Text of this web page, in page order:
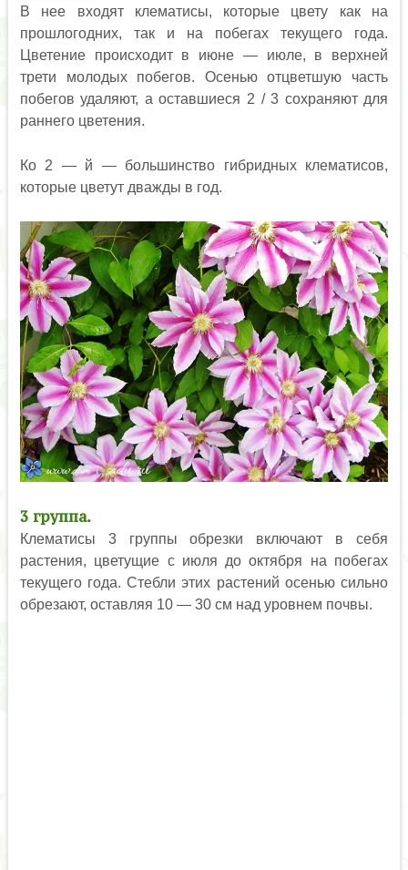
В нее входят клематисы, которые цвету как на
прошлогодних, так и на побегах текущего года.
Цветение происходит в июне — июле, в верхней
трети молодых побегов. Осенью отцветшую часть
побегов удаляют, а оставшиеся 2 / 3 сохраняют для
раннего цветения.
Ко 2 — й — большинство гибридных клематисов,
которые цветут дважды в год.
3 группа.
Клематисы 3 группы обрезки включают в себя
растения, цветущие с июля до октября на побегах
текущего года. Стебли этих растений осенью сильно
обрезают, оставляя 10 — 30 см над уровнем почвы.